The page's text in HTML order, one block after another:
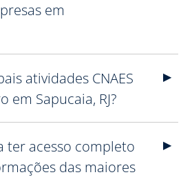
em
atividades CNAES
em Sapucaia, RJ?
ter acesso completo
das maiores